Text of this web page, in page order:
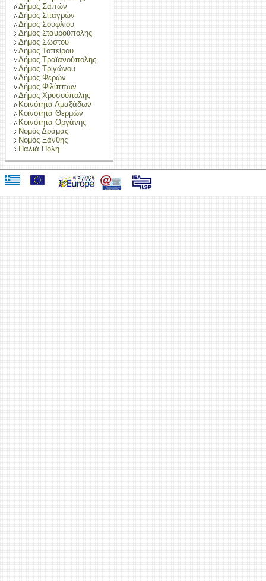
Δήμος Σαπών
Δήμος Σιταγρών
Δήμος Σουφλίου
Δήμος Σταυρούπολης
Δήμος Σώστου
Δήμος Τοπείρου
Δήμος Τραϊανούπολης
Δήμος Τριγώνου
Δήμος Φερών
Δήμος Φιλίππων
Δήμος Χρυσούπολης
Κοινότητα Αμαξάδων
Κοινότητα Θερμών
Κοινότητα Οργάνης
Νομός Δράμας
Νομός Ξάνθης
Παλιά Πόλη